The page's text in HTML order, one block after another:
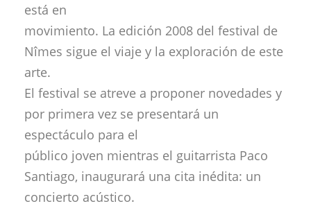
está en
movimiento. La edición 2008 del festival de
Nîmes sigue el viaje y la exploración de este
arte.
El festival se atreve a proponer novedades y
por primera vez se presentará un
espectáculo para el
público joven mientras el guitarrista Paco
Santiago, inaugurará una cita inédita: un
concierto acústico.